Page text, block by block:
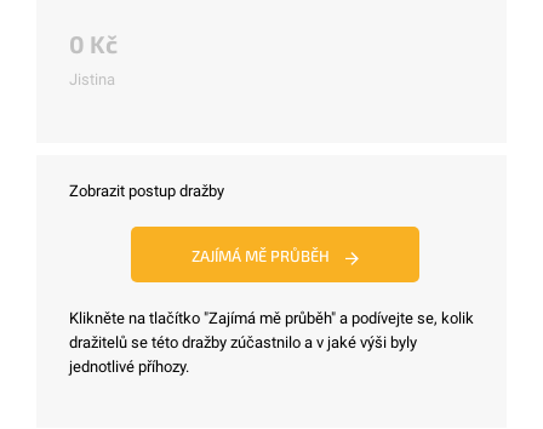
0 Kč
Jistina
Zobrazit postup dražby
ZAJÍMÁ MĚ PRŮBĚH
Klikněte na tlačítko "Zajímá mě průběh" a podívejte se, kolik
dražitelů se této dražby zúčastnilo a v jaké výši byly
jednotlivé příhozy.